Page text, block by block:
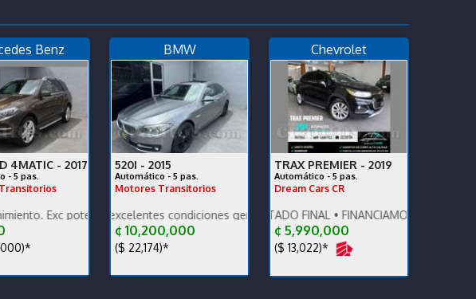
Vehículo de oportunidad!
Benz
4MATIC - 2017
- 5 pas.
potencia y bajo consumo. Financiamiento disponible.
BMW
520I - 2015
Automático - 5 pas.
Motores Transitorios
km, en excelentes condiciones generales. Vehículo nacional.
¢ 10,200,000
($ 22,174)*
Chevrolet
TRAX PREMIER - 2019
Automático - 5 pas.
Dream Cars CR
PRECIO DESCONTADO FINAL • FINANCIAMOS • RECIBIMOS •
¢ 5,990,000
($ 13,022)*